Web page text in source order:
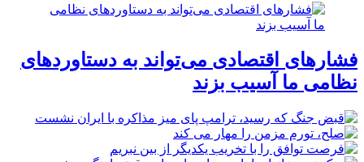
فشارهای اقتصادی می‌تواند به دستاوردهای
نظامی ما آسیب بزند